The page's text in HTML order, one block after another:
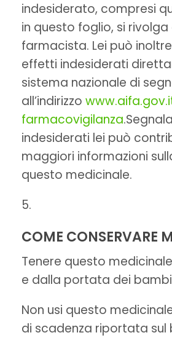
indesiderato, compresi
in questo foglio, si
farmacista. Lei può
effetti indesiderati
sistema nazionale di
all’indirizzo
farmacovigilanza
indesiderati lei può
maggiori informazioni
questo medicinale.
COME CONSERVARE
Tenere questo
e dalla portata dei
Non usi questo
di scadenza riportata sul